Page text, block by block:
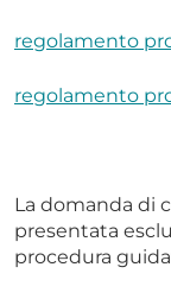
regolamento
regolamento
La domanda di
presentata
procedura